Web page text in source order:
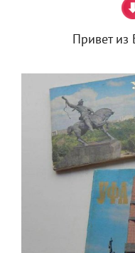
Привет из